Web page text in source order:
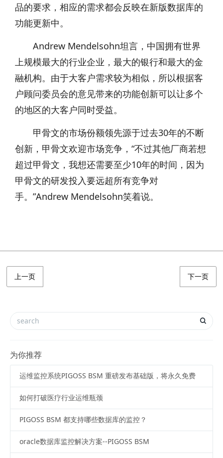
品的要求，相应的需求都会反映在新版数据库的
功能更新中。
Andrew Mendelsohn坦言，中国拥有世界
上规模最大的行业企业，最大的银行和最大的金
融机构。由于大客户需求较为相似，所以根据客
户顾问委员会的意见带来的功能创新可以让多个
的地区的大客户同时受益。
甲骨文的市场份额领先源于过去30年的不断
创新，甲骨文欢迎市场竞争，“不过其他厂商若想
超过甲骨文，我想还需要至少10年的时间，因为
甲骨文的研发投入要远超所有竞争对
手。”Andrew Mendelsohn笑着说。
上一页 下一页
为你推荐
运维监控系统PIGOSS BSM 重磅发布基础版，将永久免费
如何打破医疗行业运维瓶颈
PIGOSS BSM 都支持哪些数据库的监控？
oracle数据库监控解决方案--PIGOSS BSM